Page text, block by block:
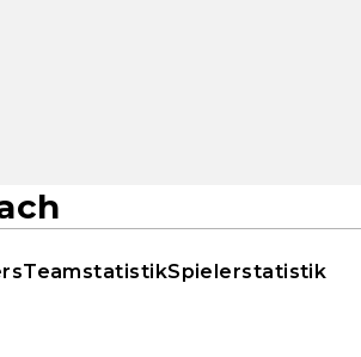
TeamstatistikSpielerstatistik